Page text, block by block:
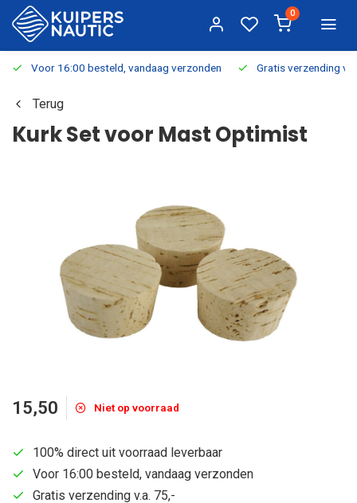
0
Voor 16:00 besteld, vandaag verzonden Gratis verzending
Terug
Kurk Set voor Mast Optimist
15,50 Niet op voorraad
100% direct uit voorraad leverbaar
Voor 16:00 besteld, vandaag verzonden
Gratis verzending v.a. 75,-